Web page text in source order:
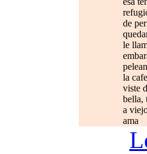
de
le
la
viste
bella,
a
ama